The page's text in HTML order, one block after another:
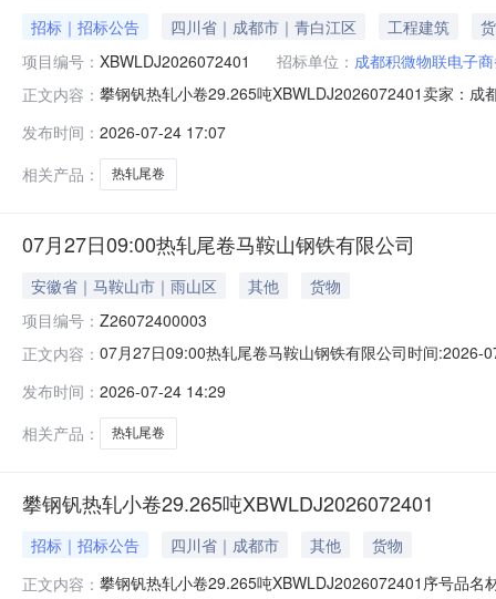
招标｜招标公告 四川省｜成都市｜青白江区 工程建筑
项目编号： XBWLDJ2026072401 招标单位： 成都积微物联电子
正文内容： 攀钢钒热轧小卷29.265吨XBWLDJ2026072401卖家：
轧烂(因非计划产品的特殊性，可能存在与描述不符或其
发布时间： 2026-07-24 17:07
相关产品：
热轧尾卷
07月27日09:00热轧尾卷马鞍山钢铁有限公司
安徽省｜马鞍山市｜雨山区 其他
货物
项目编号： Z26072400003
正文内容： 07月27日09:00热轧尾卷马鞍山钢铁有限公司时间
保证金：￥1,700.00元交易保证金：￥1,700.00元竞价
发布时间： 2026-07-24 14:29
相关产品：
热轧尾卷
攀钢钒热轧小卷29.265吨XBWLDJ2026072401
招标｜招标公告 四川省｜成都市 其他
货物
正文内容： 攀钢钒热轧小卷29.265吨XBWLDJ2026072401序号品